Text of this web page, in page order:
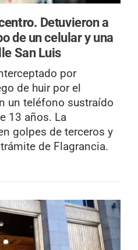
Detuvieron a
de un celular y una
San Luis
por
de huir por el
un teléfono sustraído
13 años. La
golpes de terceros y
de Flagrancia.